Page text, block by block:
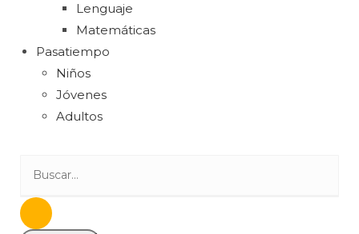
Lenguaje
Matemáticas
Pasatiempo
Niños
Jóvenes
Adultos